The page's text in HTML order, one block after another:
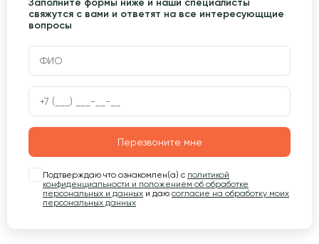
Заполните формы ниже и наши специалисты
свяжутся с вами и ответят на все интересующщие
вопросы
Перезвоните мне
Подтверждаю что ознакомлен(а) с политикой
конфиденциальности и положением об обработке
персональных и данных и даю согласие на обработку моих
персональных данных